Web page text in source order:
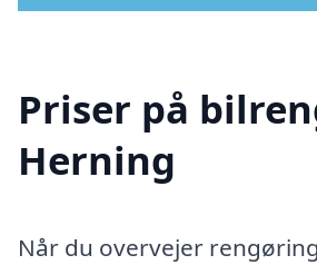
Priser på
Herning
Når du overvejer